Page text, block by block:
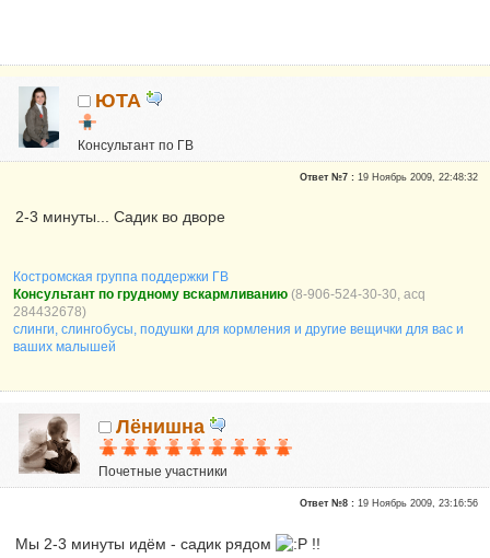
ЮТА
Консультант по ГВ
Почетные участники
Репутация:
Ответ №7 :19 Ноябрь 2009, 22:48:32
2-3 минуты... Садик во дворе
Костромская группа поддержки ГВ
Консультант по грудному вскармливанию (8-906-524-30-30, acq
284432678)
слинги, слингобусы, подушки для кормления и другие вещички для вас и
ваших малышей
Лёнишна
Почетные участники
Ответ №8 :19 Ноябрь 2009, 23:16:56
Мы 2-3 минуты идём - садик рядом !!